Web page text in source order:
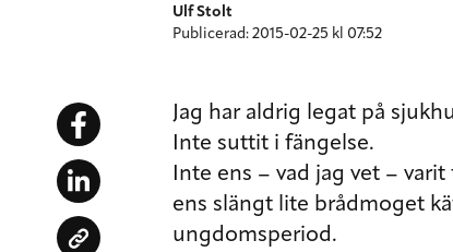
Ulf Stolt
Publicerad: 2015-02-25 kl 07:52
Jag har aldrig legat på
Inte suttit i fängelse.
Inte ens – vad jag vet –
ens slängt lite brådmoget
ungdomsperiod.